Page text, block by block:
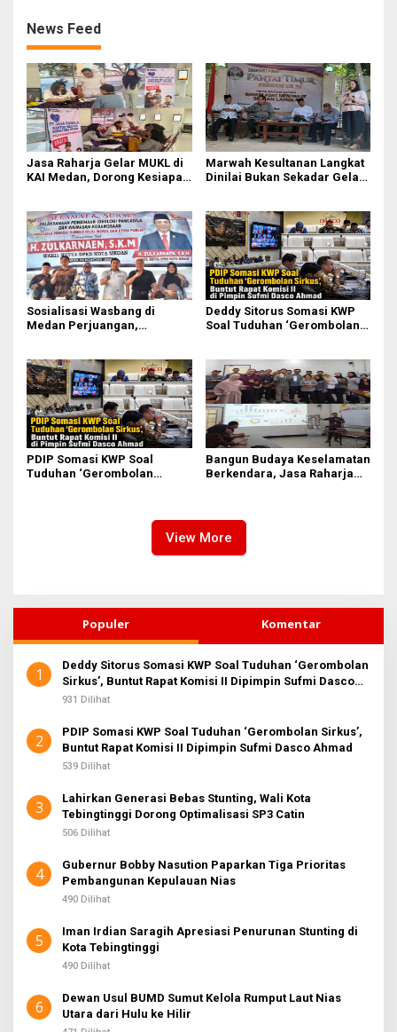
News Feed
Jasa Raharja Gelar MUKL di
KAI Medan, Dorong Kesiapan
Marwah Kesultanan Langkat
Dinilai Bukan Sekadar Gelar
Sosialisasi Wasbang di
Medan Perjuangan,
Anak
Deddy Sitorus Somasi KWP
Soal Tuduhan ‘Gerombolan
Ahmad
PDIP Somasi KWP Soal
Tuduhan ‘Gerombolan
Bangun Budaya Keselamatan
Berkendara, Jasa Raharja
View More
Populer Komentar
1
Deddy Sitorus Somasi KWP Soal Tuduhan ‘Gerombolan
Sirkus’, Buntut Rapat Komisi II Dipimpin Sufmi Dasco
Ahmad
931 Dilihat
2
PDIP Somasi KWP Soal Tuduhan ‘Gerombolan Sirkus’,
Buntut Rapat Komisi II Dipimpin Sufmi Dasco Ahmad
539 Dilihat
3
Lahirkan Generasi Bebas Stunting, Wali Kota
Tebingtinggi Dorong Optimalisasi SP3 Catin
506 Dilihat
4
Gubernur Bobby Nasution Paparkan Tiga Prioritas
Pembangunan Kepulauan Nias
490 Dilihat
5
Iman Irdian Saragih Apresiasi Penurunan Stunting di
Kota Tebingtinggi
490 Dilihat
6
Dewan Usul BUMD Sumut Kelola Rumput Laut Nias
Utara dari Hulu ke Hilir